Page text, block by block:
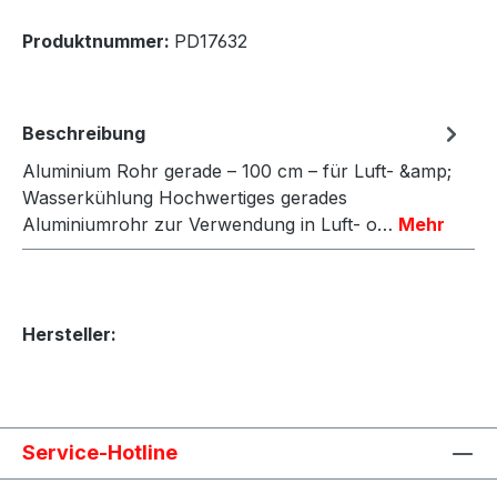
Produktnummer: PD17632
Beschreibung
Aluminium Rohr gerade – 100 cm – für Luft- &amp;
Wasserkühlung Hochwertiges gerades
Aluminiumrohr zur Verwendung in Luft- o… Mehr
Hersteller:
Service-Hotline